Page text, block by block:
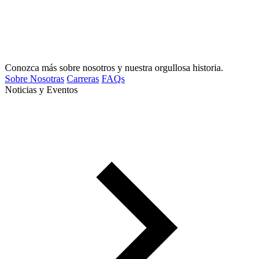
Conozca más sobre nosotros y nuestra orgullosa historia.
Sobre Nosotras Carreras FAQs
Noticias y Eventos